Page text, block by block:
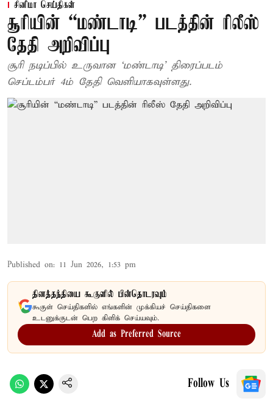
சினிமா செய்திகள்
சூரியின் “மண்டாடி” படத்தின் ரிலீஸ்
தேதி அறிவிப்பு
சூரி நடிப்பில் உருவான ‘மண்டாடி’ திரைப்படம்
செப்டம்பர் 4ம் தேதி வெளியாகவுள்ளது.
Published on: 11 Jun 2026, 1:53 pm
தினத்தந்தியை கூகுளில் பின்தொடரவும்
கூகுள் செய்திகளில் எங்களின் முக்கியச் செய்திகளை
உடனுக்குடன் பெற கிளிக் செய்யவும்.
Add as Preferred Source
Follow Us